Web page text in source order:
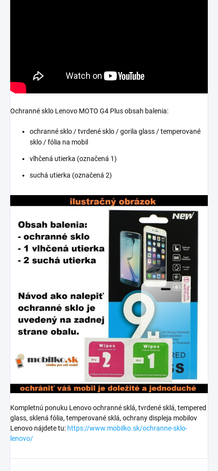
Ochranné sklo Lenovo MOTO G4 Plus obsah balenia:
ochranné sklo / tvrdené sklo / gorila glass / temperované
sklo / fólia na mobil
vlhčená utierka (označená 1)
suchá utierka (označená 2)
Kompletnú ponuku Lenovo ochranné sklá, tvrdené sklá, tempered
glass, sklená fólia, temperované sklá, ochrany displeja mobilov
Lenovo nájdete tu: https://www.mobilko.sk/ochranne-sklo-
lenovo/